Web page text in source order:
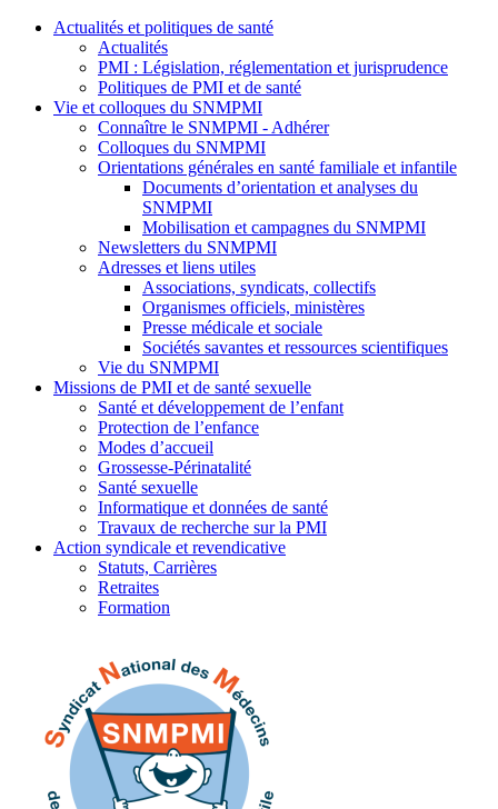
Actualités et politiques de santé
Actualités
PMI : Législation, réglementation et jurisprudence
Politiques de PMI et de santé
Vie et colloques du SNMPMI
Connaître le SNMPMI - Adhérer
Colloques du SNMPMI
Orientations générales en santé familiale et infantile
Documents d’orientation et analyses du
SNMPMI
Mobilisation et campagnes du SNMPMI
Newsletters du SNMPMI
Adresses et liens utiles
Associations, syndicats, collectifs
Organismes officiels, ministères
Presse médicale et sociale
Sociétés savantes et ressources scientifiques
Vie du SNMPMI
Missions de PMI et de santé sexuelle
Santé et développement de l’enfant
Protection de l’enfance
Modes d’accueil
Grossesse-Périnatalité
Santé sexuelle
Informatique et données de santé
Travaux de recherche sur la PMI
Action syndicale et revendicative
Statuts, Carrières
Retraites
Formation